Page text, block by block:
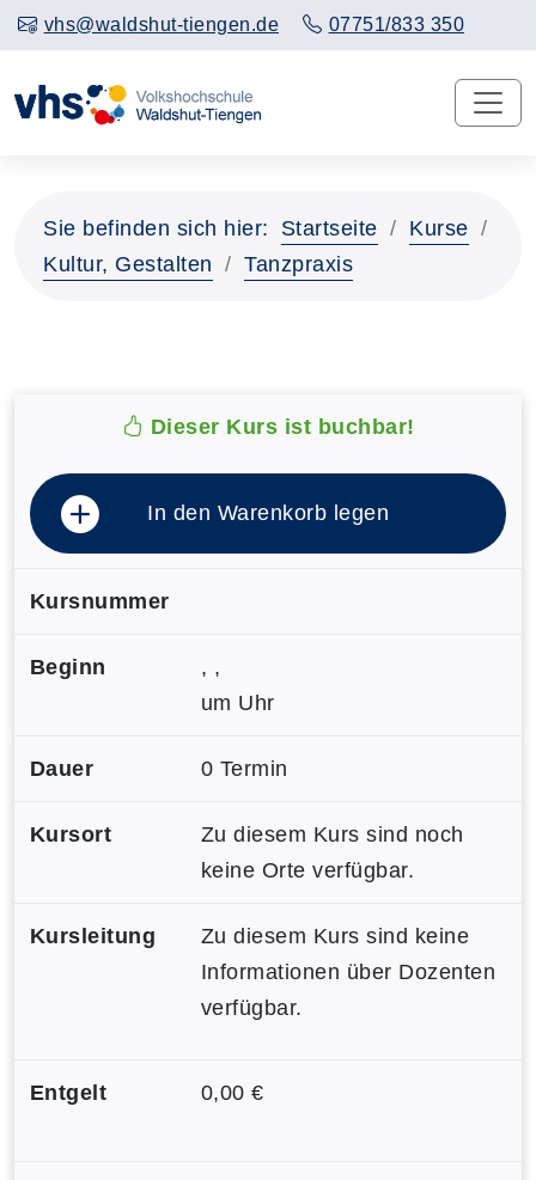
vhs@waldshut-tiengen.de 07751/833 350
Sie befinden sich hier: Startseite
Kurse
Kultur, Gestalten
Tanzpraxis
Dieser Kurs ist buchbar!
In den Warenkorb legen
Kursnummer
Beginn
, ,
um Uhr
Dauer 0 Termin
Kursort
Zu diesem Kurs sind noch
keine Orte verfügbar.
Kursleitung
Zu diesem Kurs sind keine
Informationen über Dozenten
verfügbar.
Entgelt 0,00 €